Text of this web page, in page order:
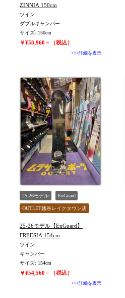
値下げしました
ZINNIA 150cm
ツイン
ダブルキャンバー
サイズ: 150cm
￥¥58,960－（税込）
>>>詳細を表示
25-26モデル EnGuard
OUTLET越谷レイクタウン店
値下げしました
25-26モデル【EnGuard】
FREESIA 154cm
ツイン
キャンバー
サイズ: 154cm
￥¥54,560－（税込）
>>>詳細を表示